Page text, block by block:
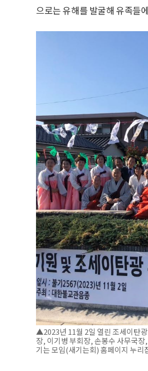
으로는 유해를 발굴해 유족들
▲2023년 11월 2일 열린 조세이탄
장, 이기병 부회장, 손봉수 사무국
기는 모임(새기는회) 홈페이지 누리